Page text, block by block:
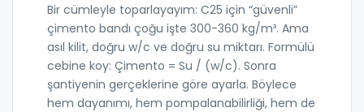
Bir cümleyle toparlayayım: C25 için “güvenli”
çimento bandı çoğu işte 300-360 kg/m³. Ama
asıl kilit, doğru w/c ve doğru su miktarı. Formülü
cebine koy: Çimento = Su / (w/c). Sonra
şantiyenin gerçeklerine göre ayarla. Böylece
hem dayanımı, hem pompalanabilirliği, hem de